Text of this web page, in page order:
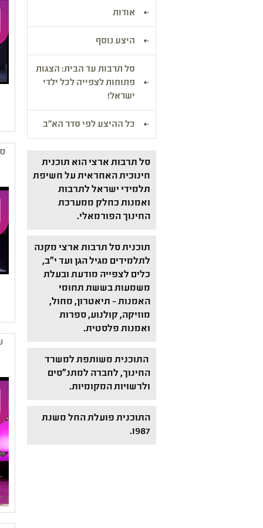
אודות
היצע נוסף
סל תרבות עד הבית: הצגות
פתוחות לצפייה לכל ילדי
ישראל!
כל ההיצע לפי סדר הא"ב
סל תרבות ארצי הוא תוכנית
חינוכית האחראית על חשיפת
תלמידי ישראל לתרבות
ואמנות כחלק ממערכת
החינוך הפורמאלי.
תוכנית סל תרבות ארצי מקנה
לתלמידים מגיל הגן ועד י"ב,
כלים לצפייה מודעת ובעלת
משמעות בששת תחומי
האמנות – תיאטרון, מחול,
מוזיקה, קולנוע, ספרות
ואמנות פלסטית.
התוכנית משותפת למשרד
החינוך, לחברה למתנ"סים
ולרשויות המקומיות.
התוכנית פועלת החל משנת
1987.